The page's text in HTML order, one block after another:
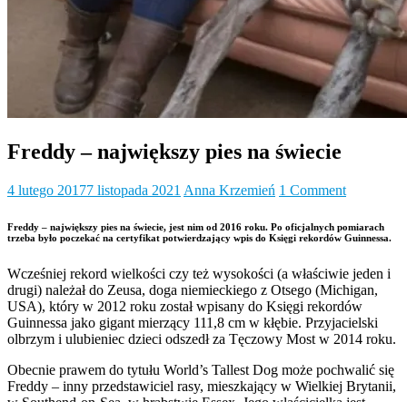
Freddy – największy pies na świecie
4 lutego 20177 listopada 2021 Anna Krzemień 1 Comment
Freddy – największy pies na świecie, jest nim od 2016 roku. Po oficjalnych pomiarach
trzeba było poczekać na certyfikat potwierdzający wpis do Księgi rekordów Guinnessa.
Wcześniej rekord wielkości czy też wysokości (a właściwie jeden i
drugi) należał do Zeusa, doga niemieckiego z Otsego (Michigan,
USA), który w 2012 roku został wpisany do Księgi rekordów
Guinnessa jako gigant mierzący 111,8 cm w kłębie. Przyjacielski
olbrzym i ulubieniec dzieci odszedł za Tęczowy Most w 2014 roku.
Obecnie prawem do tytułu World’s Tallest Dog może pochwalić się
Freddy – inny przedstawiciel rasy, mieszkający w Wielkiej Brytanii,